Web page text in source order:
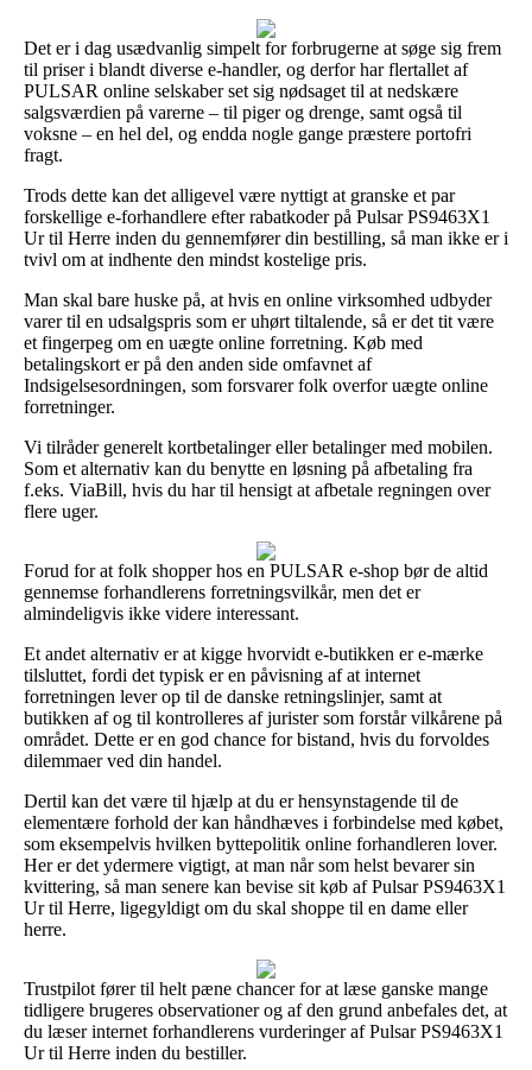
Det er i dag usædvanlig simpelt for forbrugerne at søge sig frem
til priser i blandt diverse e-handler, og derfor har flertallet af
PULSAR online selskaber set sig nødsaget til at nedskære
salgsværdien på varerne – til piger og drenge, samt også til
voksne – en hel del, og endda nogle gange præstere portofri
fragt.
Trods dette kan det alligevel være nyttigt at granske et par
forskellige e-forhandlere efter rabatkoder på Pulsar PS9463X1
Ur til Herre inden du gennemfører din bestilling, så man ikke er i
tvivl om at indhente den mindst kostelige pris.
Man skal bare huske på, at hvis en online virksomhed udbyder
varer til en udsalgspris som er uhørt tiltalende, så er det tit være
et fingerpeg om en uægte online forretning. Køb med
betalingskort er på den anden side omfavnet af
Indsigelsesordningen, som forsvarer folk overfor uægte online
forretninger.
Vi tilråder generelt kortbetalinger eller betalinger med mobilen.
Som et alternativ kan du benytte en løsning på afbetaling fra
f.eks. ViaBill, hvis du har til hensigt at afbetale regningen over
flere uger.
Forud for at folk shopper hos en PULSAR e-shop bør de altid
gennemse forhandlerens forretningsvilkår, men det er
almindeligvis ikke videre interessant.
Et andet alternativ er at kigge hvorvidt e-butikken er e-mærke
tilsluttet, fordi det typisk er en påvisning af at internet
forretningen lever op til de danske retningslinjer, samt at
butikken af og til kontrolleres af jurister som forstår vilkårene på
området. Dette er en god chance for bistand, hvis du forvoldes
dilemmaer ved din handel.
Dertil kan det være til hjælp at du er hensynstagende til de
elementære forhold der kan håndhæves i forbindelse med købet,
som eksempelvis hvilken byttepolitik online forhandleren lover.
Her er det ydermere vigtigt, at man når som helst bevarer sin
kvittering, så man senere kan bevise sit køb af Pulsar PS9463X1
Ur til Herre, ligegyldigt om du skal shoppe til en dame eller
herre.
Trustpilot fører til helt pæne chancer for at læse ganske mange
tidligere brugeres observationer og af den grund anbefales det, at
du læser internet forhandlerens vurderinger af Pulsar PS9463X1
Ur til Herre inden du bestiller.